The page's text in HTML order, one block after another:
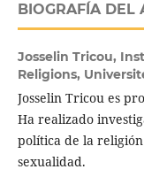
BIOGRAFÍA DEL
Josselin Tricou,
Religions,
Josselin Tricou es
Ha realizado
política de la
sexualidad.